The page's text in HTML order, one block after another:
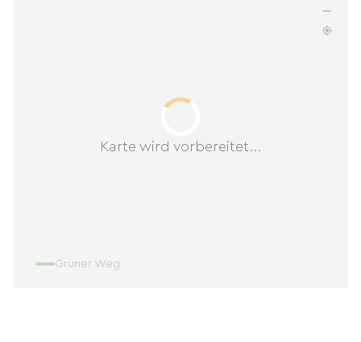
Karte wird vorbereitet...
Grüner Weg